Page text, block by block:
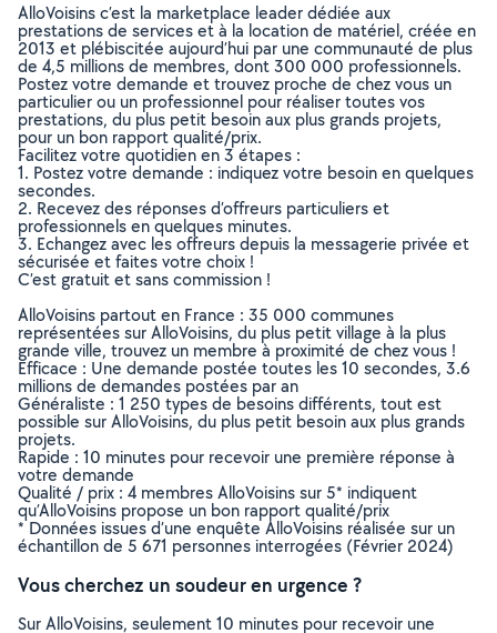
AlloVoisins c’est la marketplace leader dédiée aux
prestations de services et à la location de matériel, créée en
2013 et plébiscitée aujourd’hui par une communauté de plus
de 4,5 millions de membres, dont 300 000 professionnels.
Postez votre demande et trouvez proche de chez vous un
particulier ou un professionnel pour réaliser toutes vos
prestations, du plus petit besoin aux plus grands projets,
pour un bon rapport qualité/prix.
Facilitez votre quotidien en 3 étapes :
1. Postez votre demande : indiquez votre besoin en quelques
secondes.
2. Recevez des réponses d’offreurs particuliers et
professionnels en quelques minutes.
3. Echangez avec les offreurs depuis la messagerie privée et
sécurisée et faites votre choix !
C’est gratuit et sans commission !
AlloVoisins partout en France : 35 000 communes
représentées sur AlloVoisins, du plus petit village à la plus
grande ville, trouvez un membre à proximité de chez vous !
Efficace : Une demande postée toutes les 10 secondes, 3.6
millions de demandes postées par an
Généraliste : 1 250 types de besoins différents, tout est
possible sur AlloVoisins, du plus petit besoin aux plus grands
projets.
Rapide : 10 minutes pour recevoir une première réponse à
votre demande
Qualité / prix : 4 membres AlloVoisins sur 5* indiquent
qu’AlloVoisins propose un bon rapport qualité/prix
* Données issues d’une enquête AlloVoisins réalisée sur un
échantillon de 5 671 personnes interrogées (Février 2024)
Vous cherchez un soudeur en urgence ?
Sur AlloVoisins, seulement 10 minutes pour recevoir une